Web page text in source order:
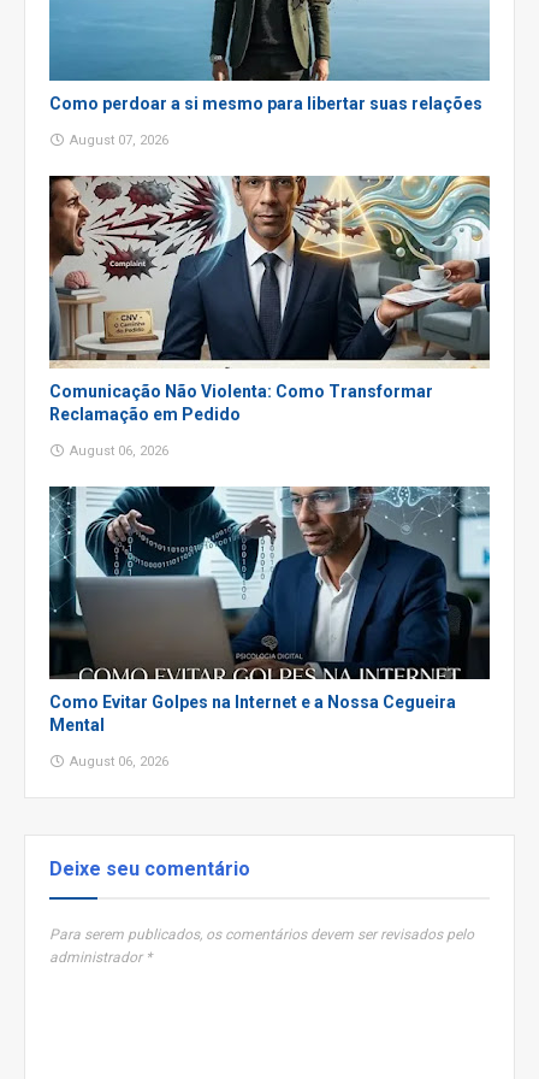
Como perdoar a si mesmo para libertar suas relações
August 07, 2026
Comunicação Não Violenta: Como Transformar
Reclamação em Pedido
August 06, 2026
Como Evitar Golpes na Internet e a Nossa Cegueira
Mental
August 06, 2026
Deixe seu comentário
Para serem publicados, os comentários devem ser revisados pelo
administrador *